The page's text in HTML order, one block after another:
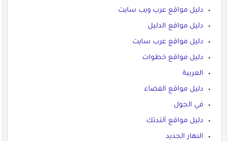
دليل مواقع عرب ويب سايت
دليل مواقع الدليل
دليل مواقع عرب سايت
دليل مواقع خطوات
العربية
دليل مواقع الفضاء
في الجول
دليل مواقع ألتدتك
النهار الجديد